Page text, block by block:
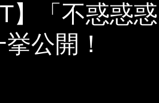
】「不惑惑
公開！